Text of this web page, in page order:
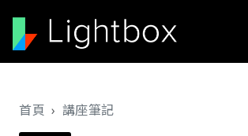
導航連結
首頁 講座筆記